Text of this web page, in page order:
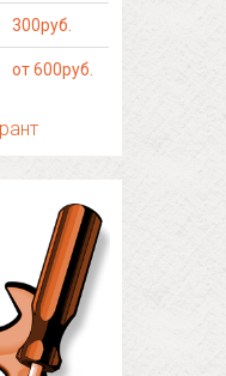
300руб.
от 600руб.